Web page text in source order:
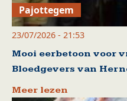
Pajottegem
23/07/2026 - 21:53
Mooi eerbetoon voor
Bloedgevers van
Meer lezen